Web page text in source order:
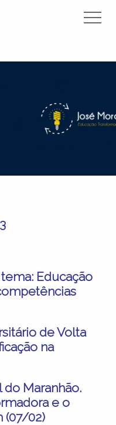
Educação
de Volta
na
Maranhão.
e o
(07/02)